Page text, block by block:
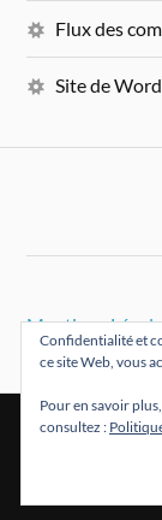
Flux des
Site de
Mentions
Confidentialité et
ce site Web, vous
Pour en savoir
consultez :